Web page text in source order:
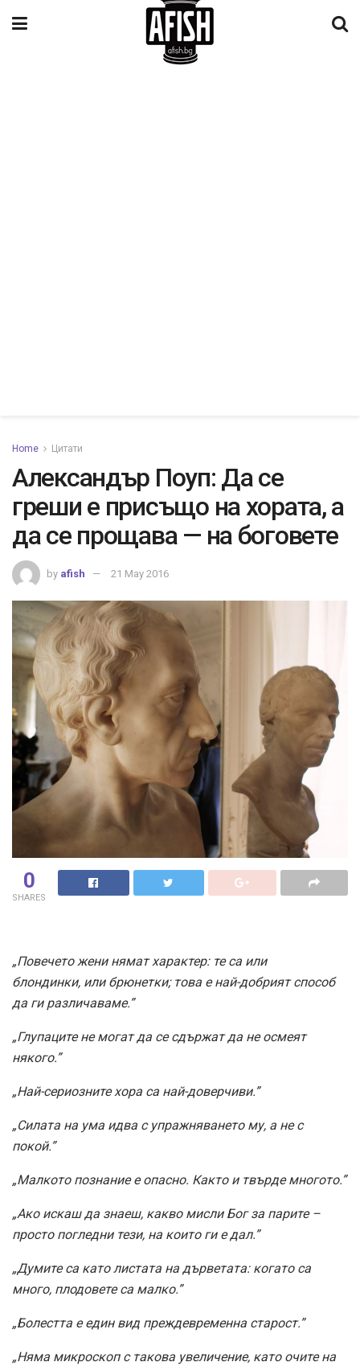
Home Цитати
Александър Поуп: Да се
греши е присъщо на хората, а
да се прощава — на боговете
by afish 21 May 2016
0
SHARES
„Повечето жени нямат характер: те са или
блондинки, или брюнетки; това е най-добрият способ
да ги различаваме.”
„Глупаците не могат да се сдържат да не осмеят
някого.”
„Най-сериозните хора са най-доверчиви.”
„Силата на ума идва с упражняването му, а не с
покой.”
„Малкото познание е опасно. Както и твърде многото.”
„Ако искаш да знаеш, какво мисли Бог за парите –
просто погледни тези, на които ги е дал.”
„Думите са като листата на дърветата: когато са
много, плодовете са малко.”
„Болестта е един вид преждевременна старост.”
„Няма микроскоп с такова увеличение, като очите на